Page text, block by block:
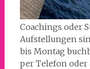
Coachings oder
Aufstellungen
bis Montag
per Telefon